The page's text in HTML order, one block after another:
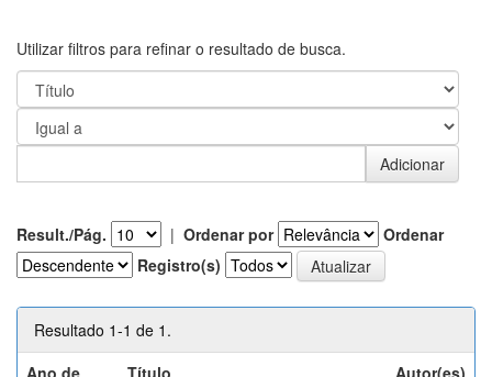
Utilizar filtros para refinar o resultado de busca.
Result./Pág. | Ordenar por
Ordenar
Registro(s)
Resultado 1-1 de 1.
Ano de
Título Autor(es)